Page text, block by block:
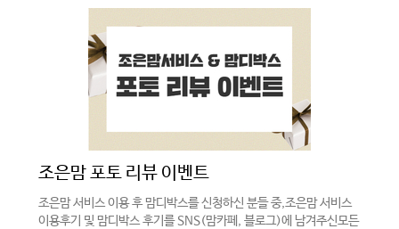
조은맘 포토 리뷰 이벤트
조은맘 서비스 이용 후 맘디박스를 신청하신 분들 중,조은맘 서비스
이용후기 및 맘디박스 후기를 SNS(맘카페, 블로그)에 남겨주신모든